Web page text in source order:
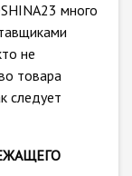
много
не
товара
следует